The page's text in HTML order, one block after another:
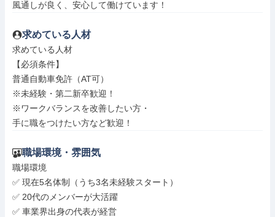
風通しが良く、安心して働けています！
求めている人材
求めている人材
【必須条件】
普通自動車免許（AT可）
※未経験・第二新卒歓迎！
※ワークバランスを改善したい方・
手に職をつけたい方など歓迎！
職場環境・雰囲気
職場環境
✅ 現在5名体制（うち3名未経験スタート）
✅ 20代のメンバーが大活躍
✅ 車業界出身の代表が経営